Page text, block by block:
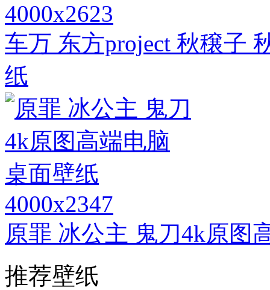
4000x2623
车万 东方project 秋穣子
纸
4000x2347
原罪 冰公主 鬼刀4k原图
推荐壁纸